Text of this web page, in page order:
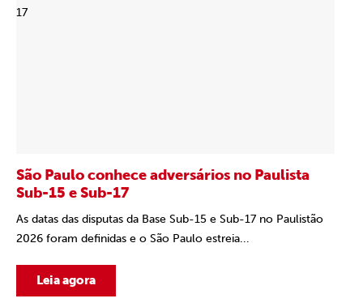
São Paulo conhece adversários no Paulista
Sub-15 e Sub-17
As datas das disputas da Base Sub-15 e Sub-17 no Paulistão
2026 foram definidas e o São Paulo estreia...
Leia agora